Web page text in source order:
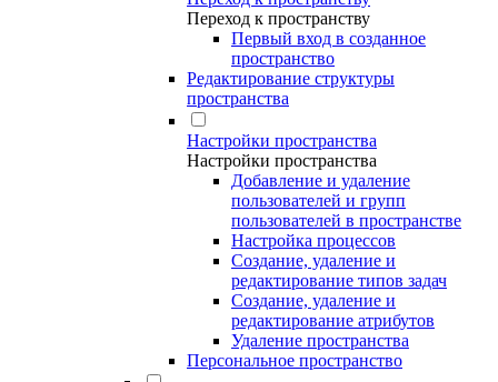
Переход к пространству
Первый вход в созданное
пространство
Редактирование структуры
пространства
Настройки пространства
Настройки пространства
Добавление и удаление
пользователей и групп
пользователей в пространстве
Настройка процессов
Создание, удаление и
редактирование типов задач
Создание, удаление и
редактирование атрибутов
Удаление пространства
Персональное пространство